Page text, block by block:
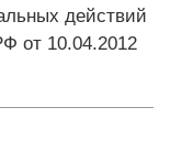
действий
от 10.04.2012